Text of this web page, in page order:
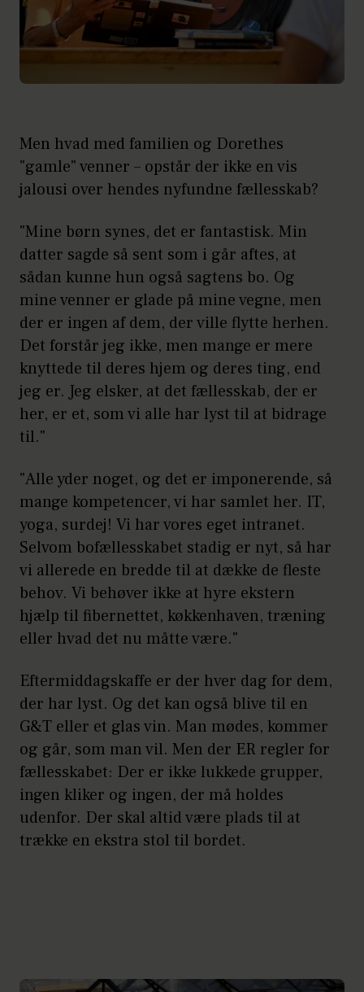
Men hvad med familien og Dorethes
"gamle" venner – opstår der ikke en vis
jalousi over hendes nyfundne fællesskab?
"Mine børn synes, det er fantastisk. Min
datter sagde så sent som i går aftes, at
sådan kunne hun også sagtens bo. Og
mine venner er glade på mine vegne, men
der er ingen af dem, der ville flytte herhen.
Det forstår jeg ikke, men mange er mere
knyttede til deres hjem og deres ting, end
jeg er. Jeg elsker, at det fællesskab, der er
her, er et, som vi alle har lyst til at bidrage
til."
"Alle yder noget, og det er imponerende, så
mange kompetencer, vi har samlet her. IT,
yoga, surdej! Vi har vores eget intranet.
Selvom bofællesskabet stadig er nyt, så har
vi allerede en bredde til at dække de fleste
behov. Vi behøver ikke at hyre ekstern
hjælp til fibernettet, køkkenhaven, træning
eller hvad det nu måtte være."
Eftermiddagskaffe er der hver dag for dem,
der har lyst. Og det kan også blive til en
G&T eller et glas vin. Man mødes, kommer
og går, som man vil. Men der ER regler for
fællesskabet: Der er ikke lukkede grupper,
ingen kliker og ingen, der må holdes
udenfor. Der skal altid være plads til at
trække en ekstra stol til bordet.